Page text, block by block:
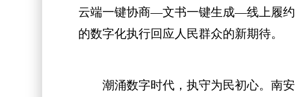
云端一键协商—文书一键生成—线上履
的数字化执行回应人民群众的新期待。
潮涌数字时代，执守为民初心。南安